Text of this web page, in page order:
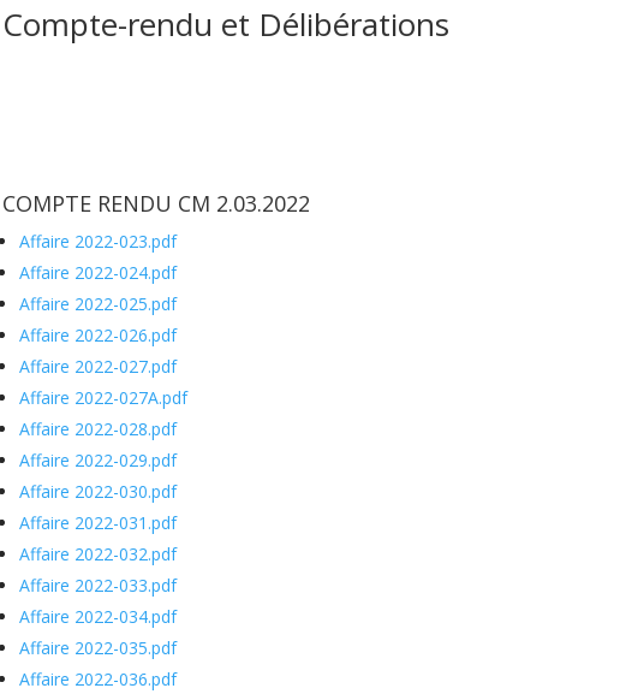
Compte-rendu et Délibérations
COMPTE RENDU CM 2.03.2022
Affaire 2022-023.pdf
Affaire 2022-024.pdf
Affaire 2022-025.pdf
Affaire 2022-026.pdf
Affaire 2022-027.pdf
Affaire 2022-027A.pdf
Affaire 2022-028.pdf
Affaire 2022-029.pdf
Affaire 2022-030.pdf
Affaire 2022-031.pdf
Affaire 2022-032.pdf
Affaire 2022-033.pdf
Affaire 2022-034.pdf
Affaire 2022-035.pdf
Affaire 2022-036.pdf